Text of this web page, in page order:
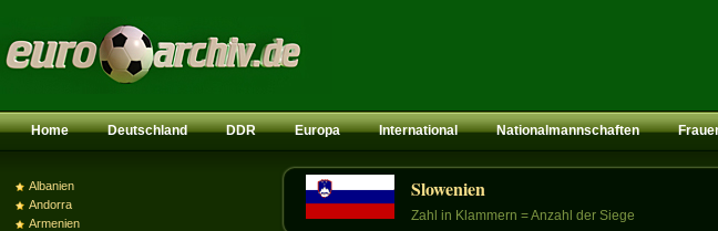
Home Deutschland DDR Europa International Nationalmannschaften
Albanien
Andorra
Armenien
Slowenien
Zahl in Klammern = Anzahl der Siege